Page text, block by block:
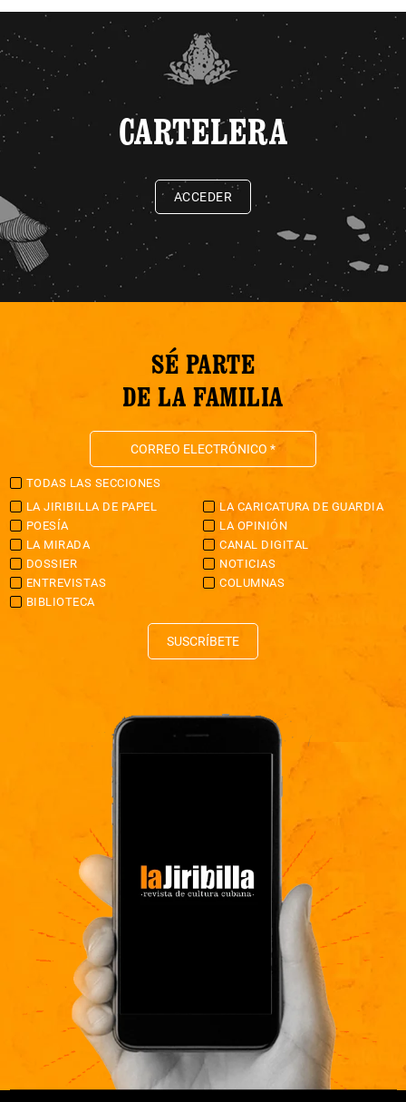
CARTELERA
ACCEDER
SÉ PARTE
DE LA FAMILIA
TODAS LAS SECCIONES
LA JIRIBILLA DE PAPEL
LA CARICATURA DE GUARDIA
POESÍA
LA OPINIÓN
LA MIRADA
CANAL DIGITAL
DOSSIER
NOTICIAS
ENTREVISTAS
COLUMNAS
BIBLIOTECA
SUSCRÍBETE